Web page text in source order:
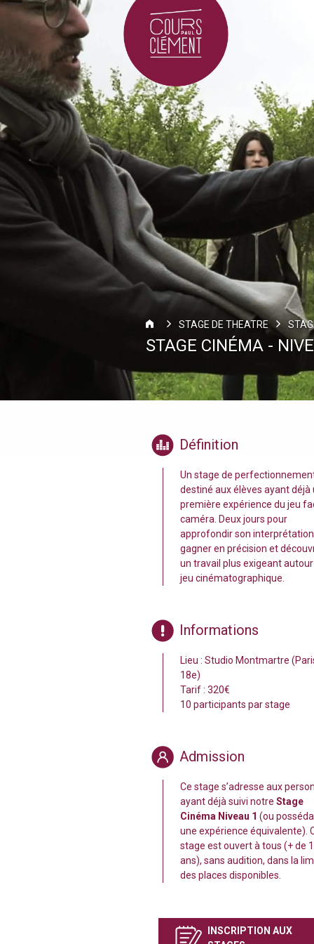
STAGE DE THEATRE
STAGE CINÉMA -
Définition
Un stage de
destiné aux élèves ayant déjà
première expérience du jeu
caméra. Deux jours pour
approfondir son
gagner en précision et
un travail plus exigeant
jeu cinématographique.
Informations
Lieu : Studio Montmartre
18e)
Tarif : 320€
10 participants par stage
Admission
Ce stage s’adresse aux
ayant déjà suivi notre Stage
Cinéma Niveau 1 (ou
une expérience équivalente).
stage est ouvert à tous (+ de
ans), sans audition, dans la
des places disponibles.
INSCRIPTION AUX